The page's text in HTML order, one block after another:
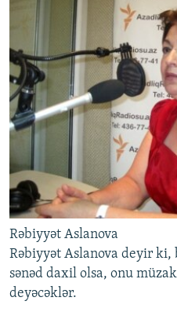
Rəbiyyət Aslanova
Rəbiyyət Aslanova deyir ki,
sənəd daxil olsa, onu
deyəcəklər.